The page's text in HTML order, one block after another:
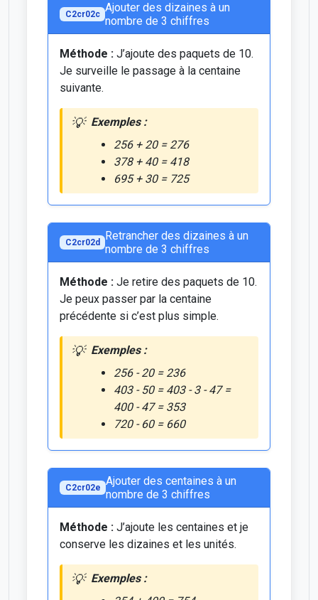
C2cr02c Ajouter des dizaines à un
nombre de 3 chiffres
Méthode :J’ajoute des paquets de 10.
Je surveille le passage à la centaine
suivante.
Exemples :
256 + 20 = 276
378 + 40 = 418
695 + 30 = 725
C2cr02d
Retrancher des dizaines à un
nombre de 3 chiffres
Méthode :Je retire des paquets de 10.
Je peux passer par la centaine
précédente si c’est plus simple.
Exemples :
256 - 20 = 236
403 - 50 = 403 - 3 - 47 =
400 - 47 = 353
720 - 60 = 660
C2cr02e Ajouter des centaines à un
nombre de 3 chiffres
Méthode :J’ajoute les centaines et je
conserve les dizaines et les unités.
Exemples :